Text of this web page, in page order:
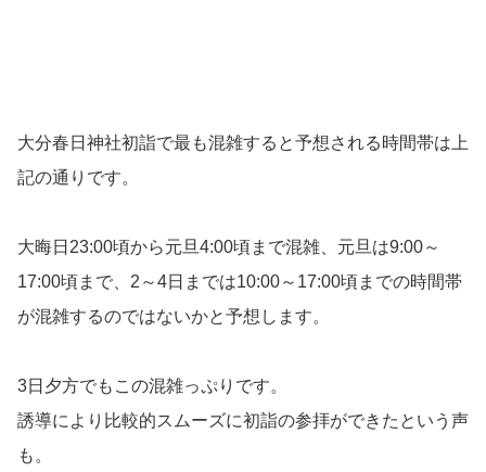
大分春日神社初詣で最も混雑すると予想される時間帯は上
記の通りです。
大晦日23:00頃から元旦4:00頃まで混雑、元旦は9:00～
17:00頃まで、2～4日までは10:00～17:00頃までの時間帯
が混雑するのではないかと予想します。
3日夕方でもこの混雑っぷりです。
誘導により比較的スムーズに初詣の参拝ができたという声
も。